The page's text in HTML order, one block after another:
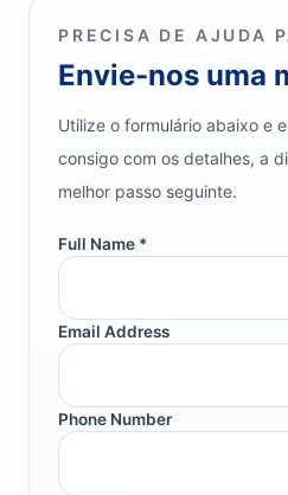
PRECISA DE AJUDA
Envie-nos uma
Utilize o formulário abaixo e
consigo com os detalhes, a
melhor passo seguinte.
Full Name *
Email Address
Phone Number